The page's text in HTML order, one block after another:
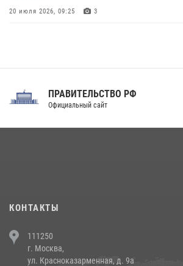
20 июля 2026, 09:25 3
Праздник «Один день с Росгвардией» к 105-
напавших на бригаду скорой помощи (видео)
14 июля 2026, 12:20
ПРАВИТЕЛЬСТВО РФ
Официальный сайт
КОНТАКТЫ
111250
г. Москва,
ул. Красноказарменная, д. 9а